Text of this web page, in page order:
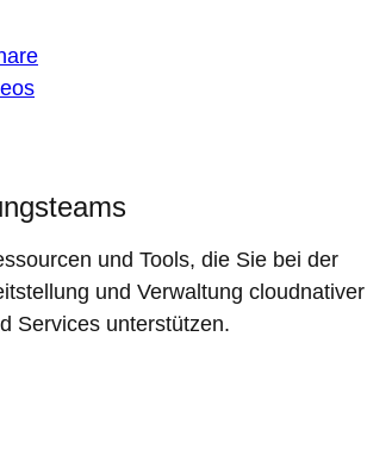
und Tools, die Sie bei der
und Verwaltung cloudnativer
Services unterstützen.